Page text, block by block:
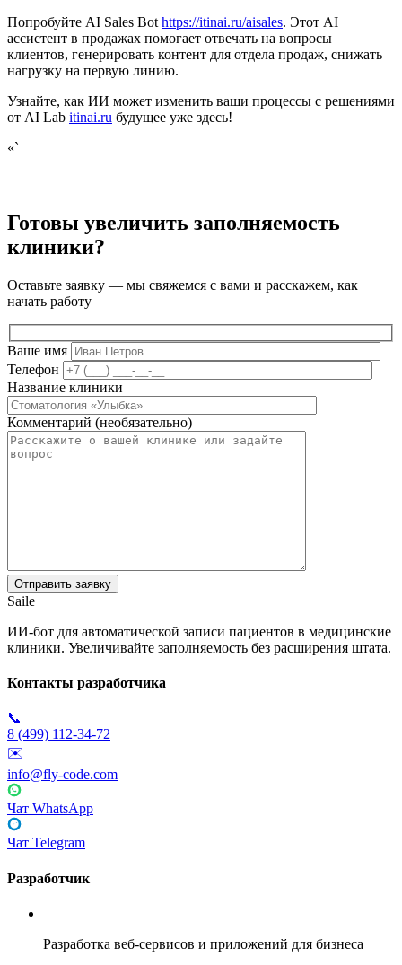
Попробуйте AI Sales Bot https://itinai.ru/aisales. Этот AI
ассистент в продажах помогает отвечать на вопросы
клиентов, генерировать контент для отдела продаж, снижать
нагрузку на первую линию.
Узнайте, как ИИ может изменить ваши процессы с решениями
от AI Lab itinai.ru будущее уже здесь!
«`
Готовы увеличить заполняемость
клиники?
Оставьте заявку — мы свяжемся с вами и расскажем, как
начать работу
Ваше имя
Телефон
Название клиники
Комментарий (необязательно)
Saile
ИИ-бот для автоматической записи пациентов в медицинские
клиники. Увеличивайте заполняемость без расширения штата.
Контакты разработчика
📞
8 (499) 112-34-72
✉️
info@fly-code.com
Чат WhatsApp
Чат Telegram
Разработчик
Разработка веб-сервисов и приложений для бизнеса